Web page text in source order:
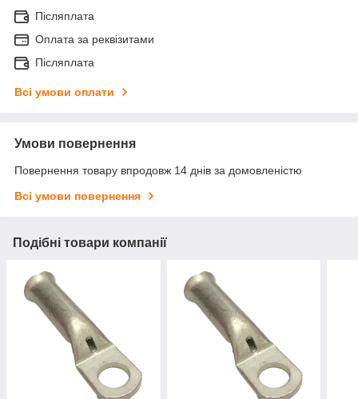
Післяплата
Оплата за реквізитами
Післяплата
Всі умови оплати
Умови повернення
Повернення товару впродовж 14 днів за домовленістю
Всі умови повернення
Подібні товари компанії